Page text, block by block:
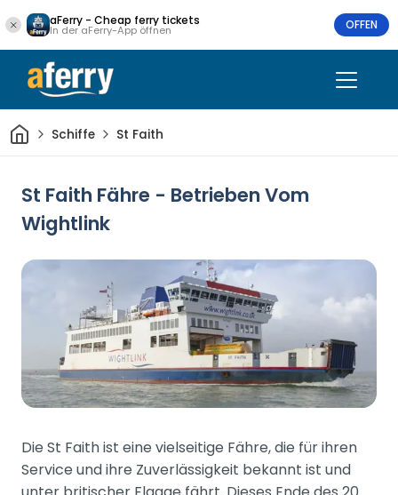
aFerry - Cheap ferry tickets
In der aFerry-App öffnen OFFEN
HeimSchiffe St Faith
St Faith Fähre - Betrieben Vom
Wightlink
Die St Faith ist eine vielseitige Fähre, die für ihren
Service und ihre Zuverlässigkeit bekannt ist und